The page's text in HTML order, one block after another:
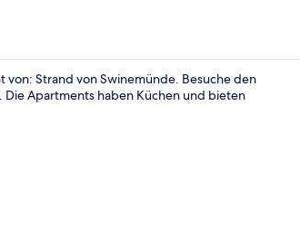
von: Strand von Swinemünde. Besuche den
Apartments haben Küchen und bieten